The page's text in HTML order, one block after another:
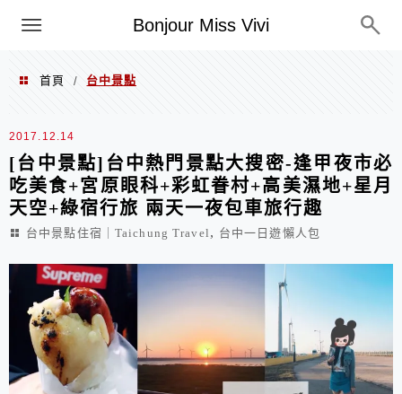
Bonjour Miss Vivi
選單
首頁 / 台中景點
台中景點
2017.12.14
[台中景點]台中熱門景點大搜密-逢甲夜市必
吃美食+宮原眼科+彩虹眷村+高美濕地+星月
天空+綠宿行旅 兩天一夜包車旅行趣
台中景點住宿｜Taichung Travel , 台中一日遊懶人包